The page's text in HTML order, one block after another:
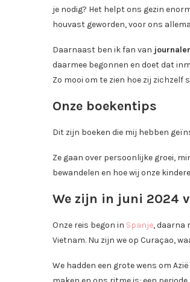
je nodig? Het helpt ons gezin
houvast geworden, voor ons
Daarnaast ben ik fan van
daarmee begonnen en doet dat
Zo mooi om te zien hoe zij
Onze boekentips
Dit zijn boeken die mij hebben
Ze gaan over persoonlijke groei,
bewandelen en hoe wij onze
We zijn in juni 2024
Onze reis begon in Spanje, daarna
Vietnam. Nu zijn we op Curaçao,
We hadden een grote wens om